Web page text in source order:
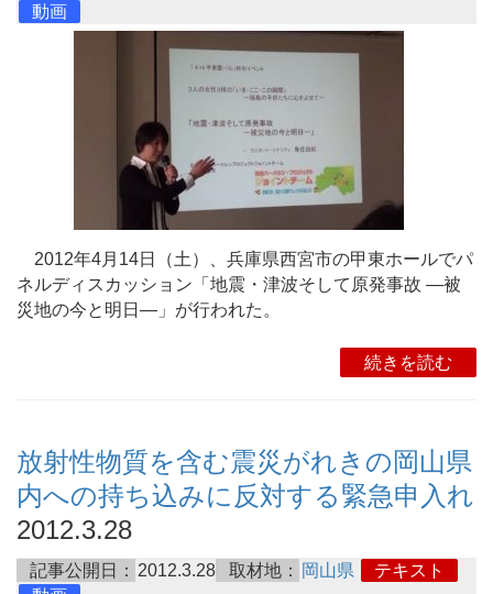
動画
2012年4月14日（土）、兵庫県西宮市の甲東ホールでパ
ネルディスカッション「地震・津波そして原発事故 ―被
災地の今と明日―」が行われた。
続きを読む
放射性物質を含む震災がれきの岡山県
内への持ち込みに反対する緊急申入れ
2012.3.28
記事公開日： 2012.3.28 取材地： 岡山県
テキスト